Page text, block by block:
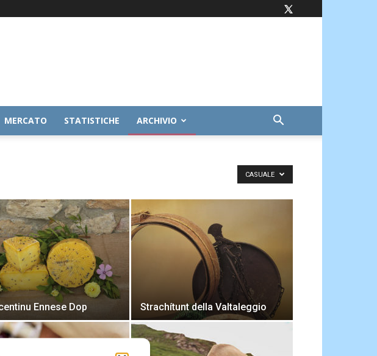
MERCATO STATISTICHE ARCHIVIO
CASUALE
Ennese Dop Strachítunt della Valtaleggio